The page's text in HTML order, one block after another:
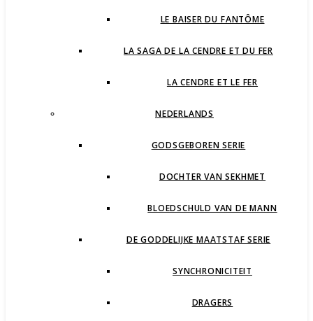
LE BAISER DU FANTÔME
LA SAGA DE LA CENDRE ET DU FER
LA CENDRE ET LE FER
NEDERLANDS
GODSGEBOREN SERIE
DOCHTER VAN SEKHMET
BLOEDSCHULD VAN DE MANN
DE GODDELIJKE MAATSTAF SERIE
SYNCHRONICITEIT
DRAGERS